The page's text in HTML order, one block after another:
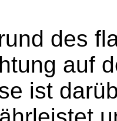
des
auf
ist